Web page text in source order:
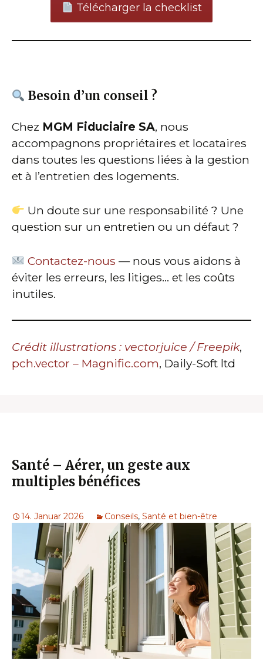
Télécharger la checklist
Besoin d’un conseil ?
Chez MGM Fiduciaire SA, nous
accompagnons propriétaires et locataires
dans toutes les questions liées à la gestion
et à l’entretien des logements.
Un doute sur une responsabilité ? Une
question sur un entretien ou un défaut ?
Contactez-nous — nous vous aidons à
éviter les erreurs, les litiges… et les coûts
inutiles.
Crédit illustrations : vectorjuice / Freepik,
pch.vector – Magnific.com, Daily-Soft ltd
Santé – Aérer, un geste aux
multiples bénéfices
14. Januar 2026 Conseils, Santé et bien-être